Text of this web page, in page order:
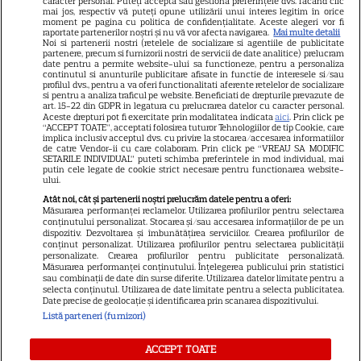
Știri mondene
Avantaje
Elle
Unica
Retete practice
URMĂREȘTE-NE PE
Copyright2026Ringier Romania – Toate Drepturile rezervate
Jocurile de noroc sunt interzise minorilor.
mai jos, respectiv vă puteți opune utilizării unui interes legitim în orice
moment pe pagina cu politica de confidențialitate. Aceste alegeri vor fi
raportate partenerilor noștri și nu vă vor afecta navigarea. Mai multe detalii
Noi si partenerii nostri (retelele de socializare si agentiile de publicitate
partenere, precum si furnizorii nostri de servicii de date analitice) prelucram
date pentru a permite website-ului sa functioneze, pentru a personaliza
continutul si anunturile publicitare afisate in functie de interesele si/sau
profilul dvs., pentru a va oferi functionalitati aferente retelelor de socializare
si pentru a analiza traficul pe website. Beneficiati de drepturile prevazute de
art. 15-22 din GDPR in legatura cu prelucrarea datelor cu caracter personal.
Aceste drepturi pot fi exercitate prin modalitatea indicataaici. Prin click pe
“ACCEPT TOATE”, acceptati folosirea tuturor Tehnologiilor de tip Cookie, care
implica inclusiv acceptul dvs. cu privire la stocarea/accesarea informatiilor
de catre Vendor-ii cu care colaboram. Prin click pe “VREAU SA MODIFIC
SETARILE INDIVIDUAL” puteti schimba preferintele in mod individual, mai
putin cele legate de cookie strict necesare pentru functionarea website-
ului.
Atât noi, cât și partenerii noștri prelucrăm datele pentru a oferi:
Măsurarea performanței reclamelor. Utilizarea profilurilor pentru selectarea
conținutului personalizat. Stocarea și/sau accesarea informațiilor de pe un
dispozitiv. Dezvoltarea și îmbunătățirea serviciilor. Crearea profilurilor de
conținut personalizat. Utilizarea profilurilor pentru selectarea publicității
personalizate. Crearea profilurilor pentru publicitate personalizată.
Măsurarea performanței conținutului. Înțelegerea publicului prin statistici
sau combinații de date din surse diferite. Utilizarea datelor limitate pentru a
selecta conținutul. Utilizarea de date limitate pentru a selecta publicitatea.
Date precise de geolocație și identificarea prin scanarea dispozitivului.
Listă parteneri (furnizori)
ACCEPT TOATE